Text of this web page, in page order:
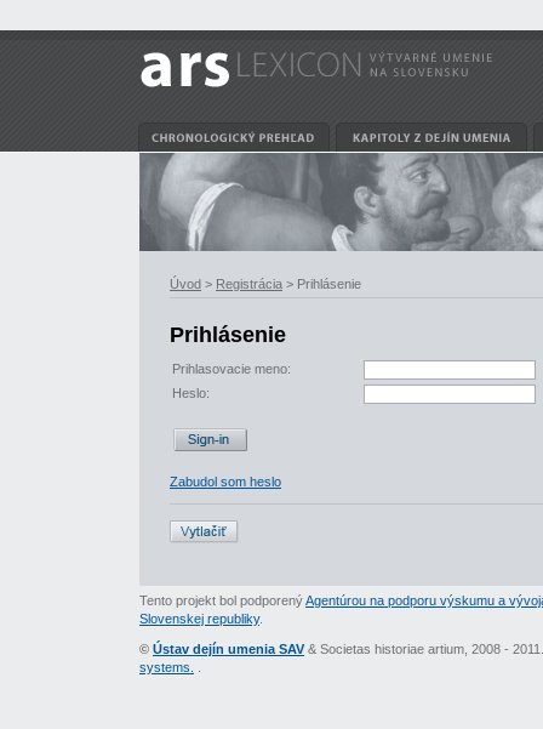
Úvod > Registrácia > Prihlásenie
Prihlásenie
Prihlasovacie meno:
Heslo:
Zabudol som heslo
Tento projekt bol podporenýAgentúrou na podporu výskumu a
Slovenskej republiky.
© Ústav dejín umenia SAV & Societas historiae artium, 2008 -
systems.